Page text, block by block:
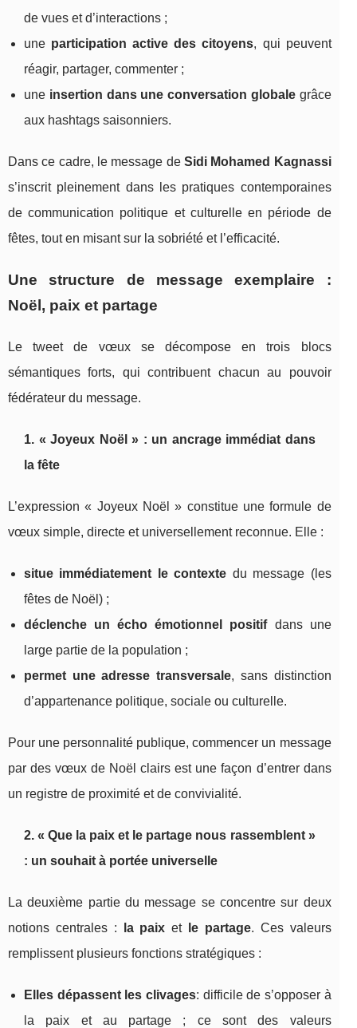
de vues et d’interactions ;
une participation active des citoyens, qui peuvent
réagir, partager, commenter ;
une insertion dans une conversation globalegrâce
aux hashtags saisonniers.
Dans ce cadre, le message de Sidi Mohamed Kagnassi
s’inscrit pleinement dans les pratiques contemporaines
de communication politique et culturelle en période de
fêtes, tout en misant sur la sobriété et l’efficacité.
Une structure de message exemplaire :
Noël, paix et partage
Le tweet de vœux se décompose en trois blocs
sémantiques forts, qui contribuent chacun au pouvoir
fédérateur du message.
1. « Joyeux Noël » : un ancrage immédiat dans
la fête
L’expression « Joyeux Noël » constitue une formule de
vœux simple, directe et universellement reconnue. Elle :
situe immédiatement le contexte du message (les
fêtes de Noël) ;
déclenche un écho émotionnel positifdans une
large partie de la population ;
permet une adresse transversale, sans distinction
d’appartenance politique, sociale ou culturelle.
Pour une personnalité publique, commencer un message
par des vœux de Noël clairs est une façon d’entrer dans
un registre de proximité et de convivialité.
2. « Que la paix et le partage nous rassemblent »
: un souhait à portée universelle
La deuxième partie du message se concentre sur deux
notions centrales :
la paix et le partage. Ces valeurs
remplissent plusieurs fonctions stratégiques :
Elles dépassent les clivages: difficile de s’opposer à
la paix et au partage ; ce sont des valeurs